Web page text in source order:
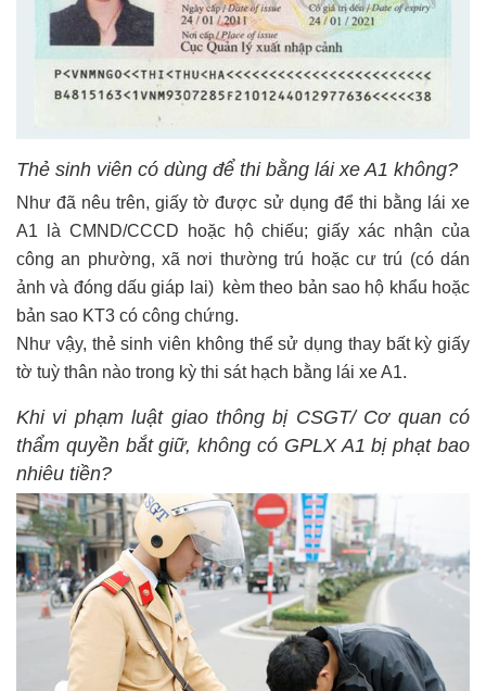
Thẻ sinh viên có dùng để thi bằng lái xe A1 không?
Như đã nêu trên, giấy tờ được sử dụng để thi bằng lái xe
A1 là CMND/CCCD hoặc hộ chiếu; giấy xác nhận của
công an phường, xã nơi thường trú hoặc cư trú (có dán
ảnh và đóng dấu giáp lai) kèm theo bản sao hộ khẩu hoặc
bản sao KT3 có công chứng.
Như vậy, thẻ sinh viên không thể sử dụng thay bất kỳ giấy
tờ tuỳ thân nào trong kỳ thi sát hạch bằng lái xe A1.
Khi vi phạm luật giao thông bị CSGT/ Cơ quan có
thẩm quyền bắt giữ, không có GPLX A1 bị phạt bao
nhiêu tiền?